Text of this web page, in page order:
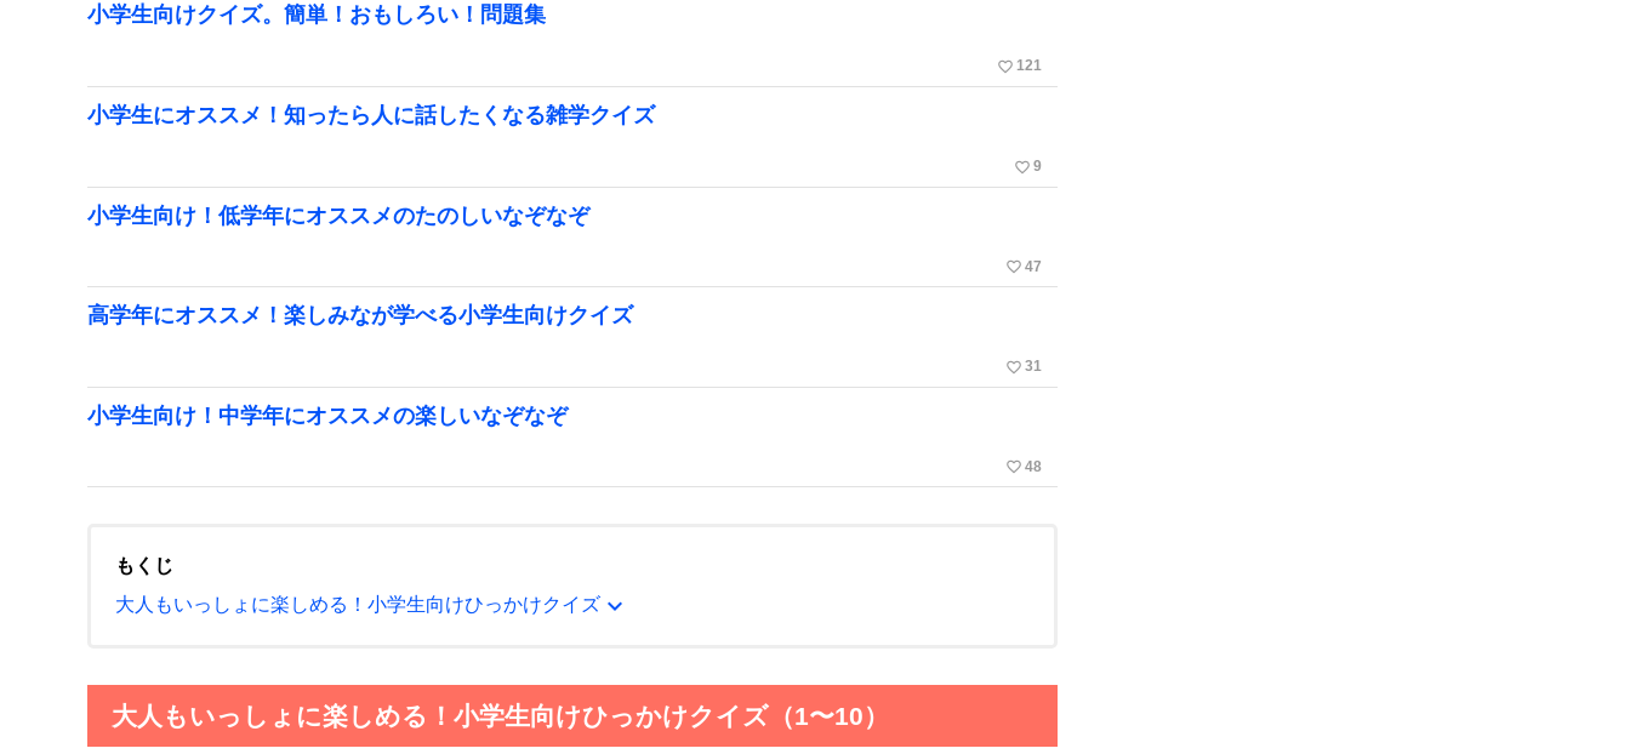
小学生向けクイズ。簡単！おもしろい！問題集
favorite_border 121
小学生にオススメ！知ったら人に話したくなる雑学クイズ
favorite_border 9
小学生向け！低学年にオススメのたのしいなぞなぞ
favorite_border 47
高学年にオススメ！楽しみなが学べる小学生向けクイズ
favorite_border 31
小学生向け！中学年にオススメの楽しいなぞなぞ
favorite_border 48
もくじ
大人もいっしょに楽しめる！小学生向けひっかけクイズ expand_more
大人もいっしょに楽しめる！小学生向けひっかけクイズ（1〜10）